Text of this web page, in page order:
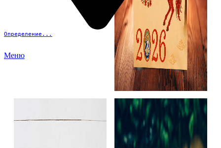
Определение...
Меню